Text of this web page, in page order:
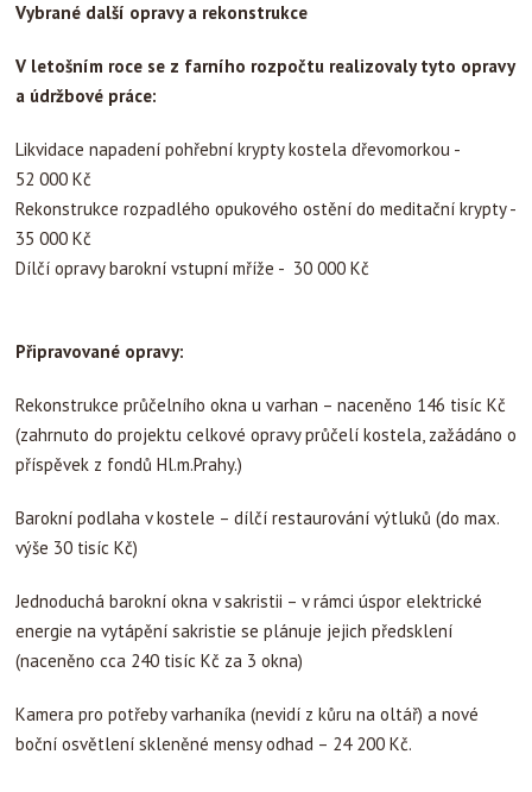
Vybrané další opravy a rekonstrukce
V letošním roce se z farního rozpočtu realizovaly tyto opravy
a údržbové práce:
Likvidace napadení pohřební krypty kostela dřevomorkou -
52 000 Kč
Rekonstrukce rozpadlého opukového ostění do meditační krypty -
35 000 Kč
Dílčí opravy barokní vstupní mříže - 30 000 Kč
Připravované opravy:
Rekonstrukce průčelního okna u varhan – naceněno 146 tisíc Kč
(zahrnuto do projektu celkové opravy průčelí kostela, zažádáno o
příspěvek z fondů Hl.m.Prahy.)
Barokní podlaha v kostele – dílčí restaurování výtluků (do max.
výše 30 tisíc Kč)
Jednoduchá barokní okna v sakristii – v rámci úspor elektrické
energie na vytápění sakristie se plánuje jejich předsklení
(naceněno cca 240 tisíc Kč za 3 okna)
Kamera pro potřeby varhaníka (nevidí z kůru na oltář) a nové
boční osvětlení skleněné mensy odhad – 24 200 Kč.